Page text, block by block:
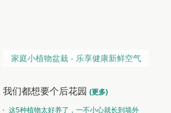
家庭小植物盆栽 - 乐享健康新鲜空气
我们都想要个后花园 (更多)
这5种植物太好养了，一不小心就长到墙外